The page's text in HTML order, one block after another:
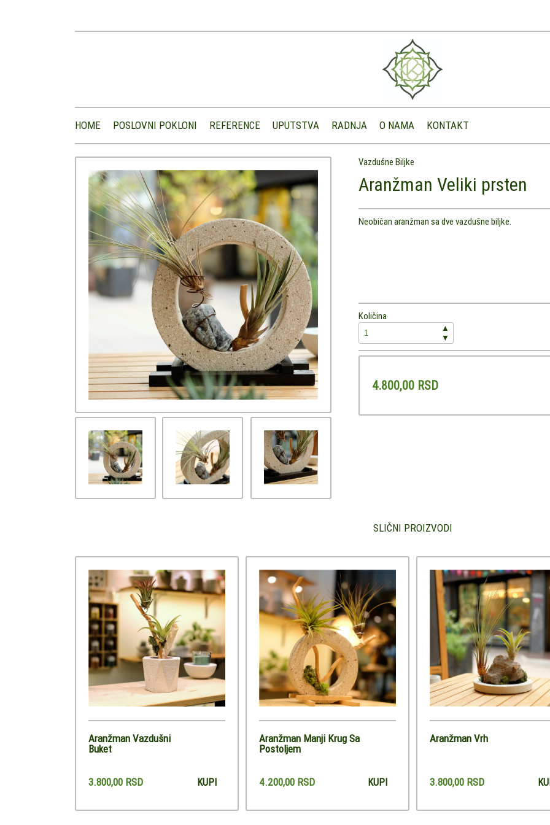
HOME POSLOVNI POKLONI REFERENCE UPUTSTVA RADNJA O NAMA KONTAKT
Vazdušne Biljke
Aranžman Veliki prsten
Neobičan aranžman sa dve vazdušne biljke.
Količina
▲
▼
4.800,00 RSD
SLIČNI PROIZVODI
Aranžman Vazdušni
Buket
3.800,00 RSD KUPI
Aranžman Manji Krug Sa
Postoljem
4.200,00 RSD KUPI
Aranžman Vrh
3.800,00 RSD